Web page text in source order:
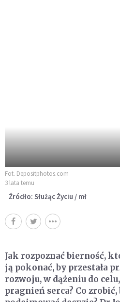
Fot. Depositphotos.com
3 lata temu
Źródło: Służąc Życiu / mł
Jak rozpoznać bierność,
ją pokonać, by przestała
rozwoju, w dążeniu do
pragnień serca? Co zrobić,